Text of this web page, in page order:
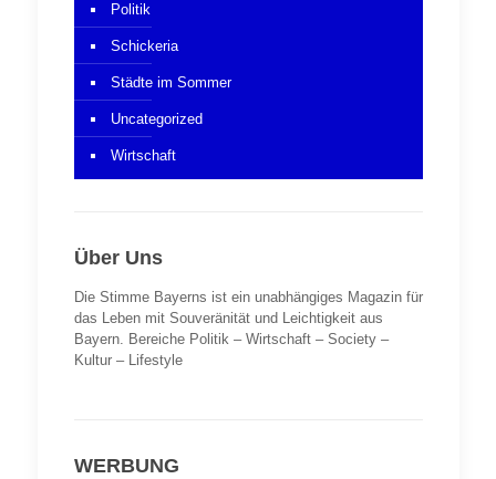
Politik
Schickeria
Städte im Sommer
Uncategorized
Wirtschaft
Über Uns
Die Stimme Bayerns ist ein unabhängiges Magazin für
das Leben mit Souveränität und Leichtigkeit aus
Bayern. Bereiche Politik – Wirtschaft – Society –
Kultur – Lifestyle
WERBUNG